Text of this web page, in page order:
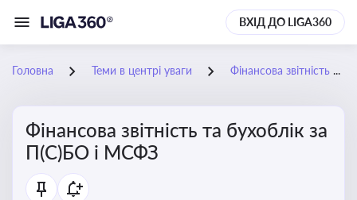
ВХІД ДО LIGA360
Головна Теми в центрі уваги Фінансова звітність та бухоблік за П(С)БО і МСФЗ
Фінансова звітність та бухоблік за
П(С)БО і МСФЗ